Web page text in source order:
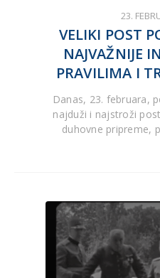
23.
VELIKI POST
NAJVAŽNIJE
PRAVILIMA I
Danas, 23. februara,
najduži i najstroži
duhovne pripreme,